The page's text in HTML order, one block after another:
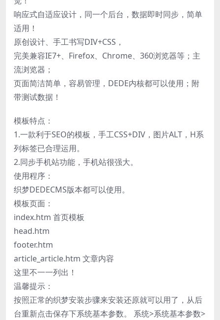
响应式自适应设计，同一个后台，数据即时同步，简单
适用！
原创设计、手工书写DIV+CSS，
完美兼容IE7+、Firefox、Chrome、360浏览器等；主
流浏览器；
页面简洁简单，容易管理，DEDE内核都可以使用；附
带测试数据！
模板特点：
1.一款利于SEO的模板，手工CSS+DIV，图片ALT，H系
列标签已合理运用。
2.同步手机站功能，手机站很强大。
使用程序：
织梦DEDECMS版本都可以使用。
模板页面：
index.htm 首页模板
head.htm
footer.htm
article_article.htm 文章内容
这里不一一列出！
温馨提示：
按照正常的织梦安装步骤来安装还原就可以用了，从后
台重新点击保存下系统基本参数。 系统>系统基本参数>